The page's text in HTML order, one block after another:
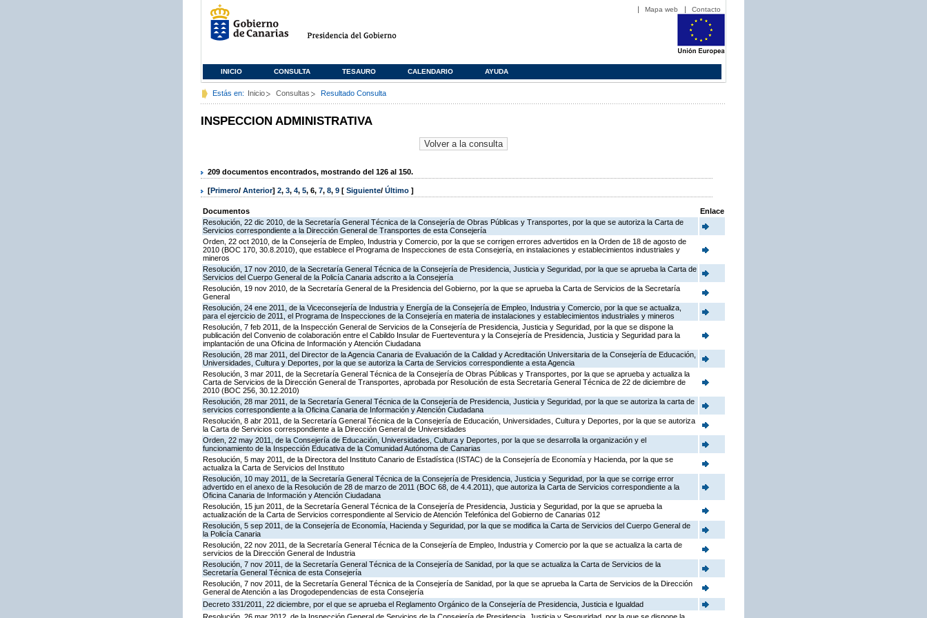
Mapa web Contacto
INICIO CONSULTA TESAURO CALENDARIO AYUDA
Estás en: Inicio Consultas Resultado Consulta
INSPECCION ADMINISTRATIVA
209 documentos encontrados, mostrando del 126 al 150.
[Primero/ Anterior] 2, 3, 4, 5, 6, 7, 8, 9 [ Siguiente/ Último ]
Documentos
Enlace
Resolución, 22 dic 2010, de la Secretaría General Técnica de la Consejería de Obras Públicas y Transportes, por la que se autoriza la Carta de
Servicios correspondiente a la Dirección General de Transportes de esta Consejería
Orden, 22 oct 2010, de la Consejería de Empleo, Industria y Comercio, por la que se corrigen errores advertidos en la Orden de 18 de agosto de
2010 (BOC 170, 30.8.2010), que establece el Programa de Inspecciones de esta Consejería, en instalaciones y establecimientos industriales y
mineros
Resolución, 17 nov 2010, de la Secretaría General Técnica de la Consejería de Presidencia, Justicia y Seguridad, por la que se aprueba la Carta de
Servicios del Cuerpo General de la Policía Canaria adscrito a la Consejería
Resolución, 19 nov 2010, de la Secretaría General de la Presidencia del Gobierno, por la que se aprueba la Carta de Servicios de la Secretaría
General
Resolución, 24 ene 2011, de la Viceconsejería de Industria y Energía de la Consejería de Empleo, Industria y Comercio, por la que se actualiza,
para el ejercicio de 2011, el Programa de Inspecciones de la Consejería en materia de instalaciones y establecimientos industriales y mineros
Resolución, 7 feb 2011, de la Inspección General de Servicios de la Consejería de Presidencia, Justicia y Seguridad, por la que se dispone la
publicación del Convenio de colaboración entre el Cabildo Insular de Fuerteventura y la Consejería de Presidencia, Justicia y Seguridad para la
implantación de una Oficina de Información y Atención Ciudadana
Resolución, 28 mar 2011, del Director de la Agencia Canaria de Evaluación de la Calidad y Acreditación Universitaria de la Consejería de Educación,
Universidades, Cultura y Deportes, por la que se autoriza la Carta de Servicios correspondiente a esta Agencia
Resolución, 3 mar 2011, de la Secretaría General Técnica de la Consejería de Obras Públicas y Transportes, por la que se aprueba y actualiza la
Carta de Servicios de la Dirección General de Transportes, aprobada por Resolución de esta Secretaría General Técnica de 22 de diciembre de
2010 (BOC 256, 30.12.2010)
Resolución, 28 mar 2011, de la Secretaría General Técnica de la Consejería de Presidencia, Justicia y Seguridad, por la que se autoriza la carta de
servicios correspondiente a la Oficina Canaria de Información y Atención Ciudadana
Resolución, 8 abr 2011, de la Secretaría General Técnica de la Consejería de Educación, Universidades, Cultura y Deportes, por la que se autoriza
la Carta de Servicios correspondiente a la Dirección General de Universidades
Orden, 22 may 2011, de la Consejería de Educación, Universidades, Cultura y Deportes, por la que se desarrolla la organización y el
funcionamiento de la Inspección Educativa de la Comunidad Autónoma de Canarias
Resolución, 5 may 2011, de la Directora del Instituto Canario de Estadística (ISTAC) de la Consejería de Economía y Hacienda, por la que se
actualiza la Carta de Servicios del Instituto
Resolución, 10 may 2011, de la Secretaría General Técnica de la Consejería de Presidencia, Justicia y Seguridad, por la que se corrige error
advertido en el anexo de la Resolución de 28 de marzo de 2011 (BOC 68, de 4.4.2011), que autoriza la Carta de Servicios correspondiente a la
Oficina Canaria de Información y Atención Ciudadana
Resolución, 15 jun 2011, de la Secretaría General Técnica de la Consejería de Presidencia, Justicia y Seguridad, por la que se aprueba la
actualización de la Carta de Servicios correspondiente al Servicio de Atención Telefónica del Gobierno de Canarias 012
Resolución, 5 sep 2011, de la Consejería de Economía, Hacienda y Seguridad, por la que se modifica la Carta de Servicios del Cuerpo General de
la Policía Canaria
Resolución, 22 nov 2011, de la Secretaría General Técnica de la Consejería de Empleo, Industria y Comercio por la que se actualiza la carta de
servicios de la Dirección General de Industria
Resolución, 7 nov 2011, de la Secretaría General Técnica de la Consejería de Sanidad, por la que se actualiza la Carta de Servicios de la
Secretaría General Técnica de esta Consejería
Resolución, 7 nov 2011, de la Secretaría General Técnica de la Consejería de Sanidad, por la que se aprueba la Carta de Servicios de la Dirección
General de Atención a las Drogodependencias de esta Consejería
Decreto 331/2011, 22 diciembre, por el que se aprueba el Reglamento Orgánico de la Consejería de Presidencia, Justicia e Igualdad